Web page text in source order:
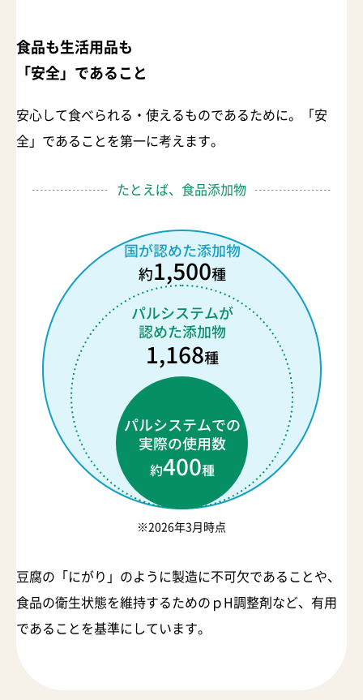
食品も生活用品も
「安全」であること
安心して食べられる・使えるものであるために。「安
全」であることを第一に考えます。
たとえば、食品添加物
※2026年3月時点
豆腐の「にがり」のように製造に不可欠であることや、
食品の衛生状態を維持するためのｐH調整剤など、有用
であることを基準にしています。